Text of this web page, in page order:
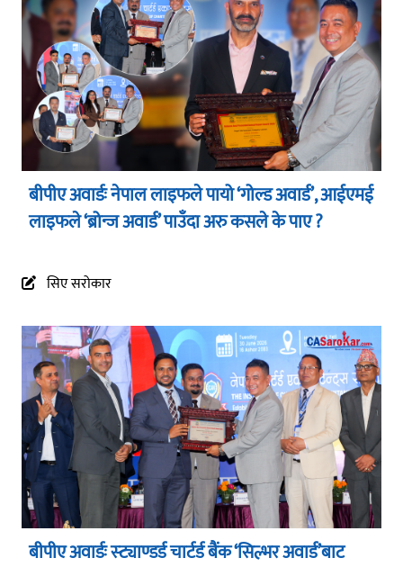
बीपीए अवार्डः नेपाल लाइफले पायो ‘गोल्ड अवार्ड’, आईएमई
लाइफले ‘ब्रोन्ज अवार्ड’ पाउँदा अरु कसले के पाए ?
सिए सरोकार
बीपीए अवार्डः स्ट्याण्डर्ड चार्टर्ड बैंक ‘सिल्भर अवार्ड’बाट